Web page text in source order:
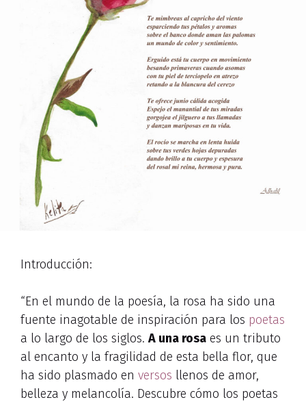
Introducción:
“En el mundo de la poesía, la rosa ha sido una
fuente inagotable de inspiración para los poetas
a lo largo de los siglos. A una rosa es un tributo
al encanto y la fragilidad de esta bella flor, que
ha sido plasmado en versos llenos de amor,
belleza y melancolía. Descubre cómo los poetas